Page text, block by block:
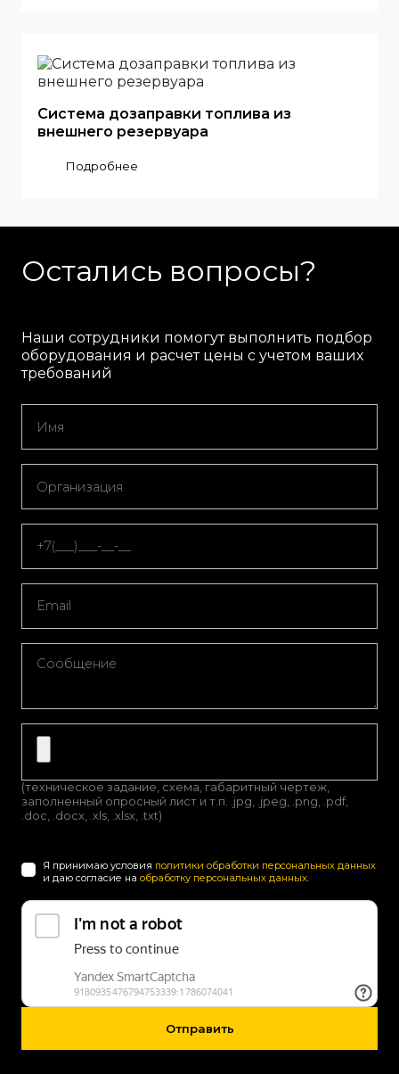
Система дозаправки топлива из
внешнего резервуара
Подробнее
Остались вопросы?
Наши сотрудники помогут выполнить подбор
оборудования и расчет цены с учетом ваших
требований
(техническое задание, схема, габаритный чертеж,
заполненный опросный лист и т.п. .jpg, .jpeg, .png, .pdf,
.doc, .docx, .xls, .xlsx, .txt)
Я принимаю условия политики обработки персональных данных
и даю согласие на обработку персональных данных.
Отправить